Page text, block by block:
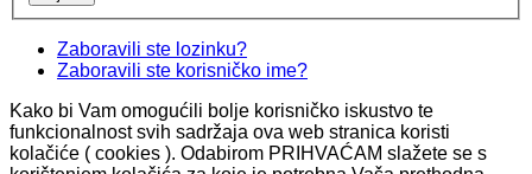
Zaboravili ste lozinku?
Zaboravili ste korisničko ime?
Kako bi Vam omogućili bolje korisničko iskustvo te
funkcionalnost svih sadržaja ova web stranica koristi
kolačiće ( cookies ). Odabirom PRIHVAĆAM slažete se s